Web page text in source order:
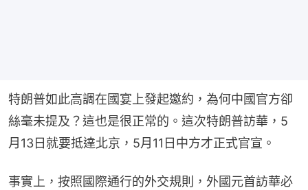
特朗普如此高調在國宴上發起邀約，為何中國官方卻
絲毫未提及？這也是很正常的。這次特朗普訪華，5
月13日就要抵達北京，5月11日中方才正式官宣。
事實上，按照國際通行的外交規則，外國元首訪華必